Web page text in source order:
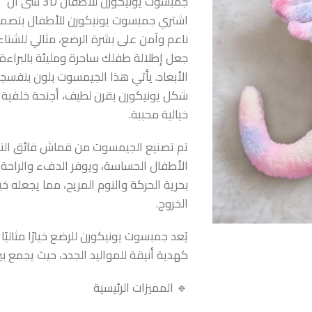
اشتري جمبسوت يونيكورن للأطفال
ناعم وآمن على بشرة الرضع، مثالي
جعل إطلالة طفلك ساحرة ومليئة
الأبعاد. يأتي هذا الجيمسوت بلون
شكل يونيكورن بقرن لطيف، أجنحة
خيالية محببة.
تم تصنيع الجيمسوت من قماش فائق
الأطفال الحساسة، ويوفر الدفء
بحرية الحركة والنوم المريح، مما يجعله
الخروج.
يُعد جمبسوت يونيكورن للرضع خيارًا
كهدية أنيقة للمواليد الجدد، حيث يجمع
🔹 المميزات الرئيسية